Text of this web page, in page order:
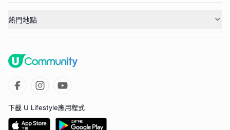
熱門地點
下載 U Lifestyle應用程式